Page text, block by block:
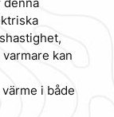
denna
kan
i både